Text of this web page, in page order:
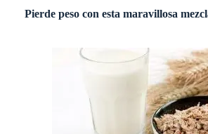
Pierde peso con esta maravillosa